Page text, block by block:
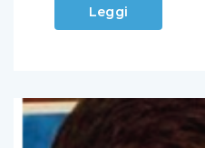
Leggi